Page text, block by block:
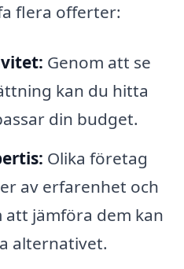
flera offerter:
Genom att se
kan du hitta
din budget.
Olika företag
av erfarenhet och
att jämföra dem kan
alternativet.